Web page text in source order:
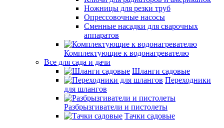
Ножницы для резки труб
Опрессовочные насосы
Сменные насадки для сварочных
аппаратов
Комплектующие к водонагревателю
Все для сада и дачи
Шланги садовые
Переходники
для шлангов
Разбрызгиватели и пистолеты
Тачки садовые